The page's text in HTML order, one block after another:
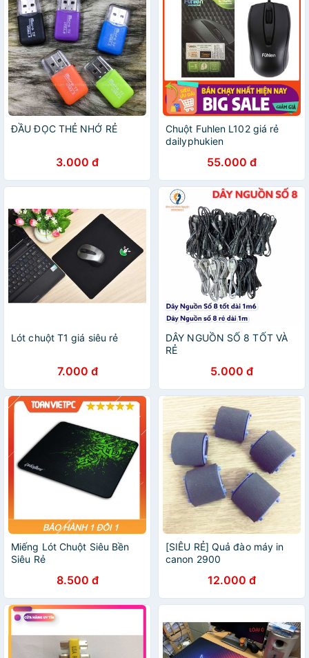
ĐẦU ĐỌC THẺ NHỚ RẺ
3.000 đ
Chuột Fuhlen L102 giá rẻ
dailyphukien
55.000 đ
Lót chuột T1 giá siêu rẻ
7.000 đ
DÂY NGUỒN SỐ 8 TỐT VÀ
RẺ
5.000 đ
Miếng Lót Chuột Siêu Bền
Siêu Rẻ
8.500 đ
[SIÊU RẺ] Quả đào máy in
canon 2900
12.000 đ